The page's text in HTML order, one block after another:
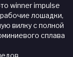
winner impulse
лошадки,
вилку с полной
сплава